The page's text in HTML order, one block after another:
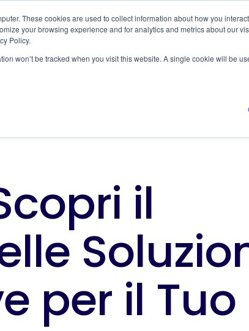
These cookies are used to collect information about how you
your browsing experience and for analytics and metrics about our
Policy.
won’t be tracked when you visit this website. A single cookie will be
SERVICES COMPANY RESOURCES
il
per il Tuo